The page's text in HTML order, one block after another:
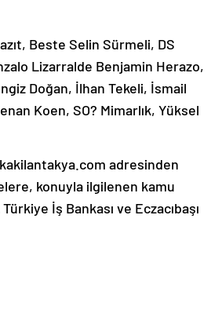
Beste Selin Sürmeli, DS
Lizarralde Benjamin Herazo,
Doğan, İlhan Tekeli, İsmail
Koen, SO? Mimarlık, Yüksel
adresinden
konuyla ilgilenen kamu
İş Bankası ve Eczacıbaşı